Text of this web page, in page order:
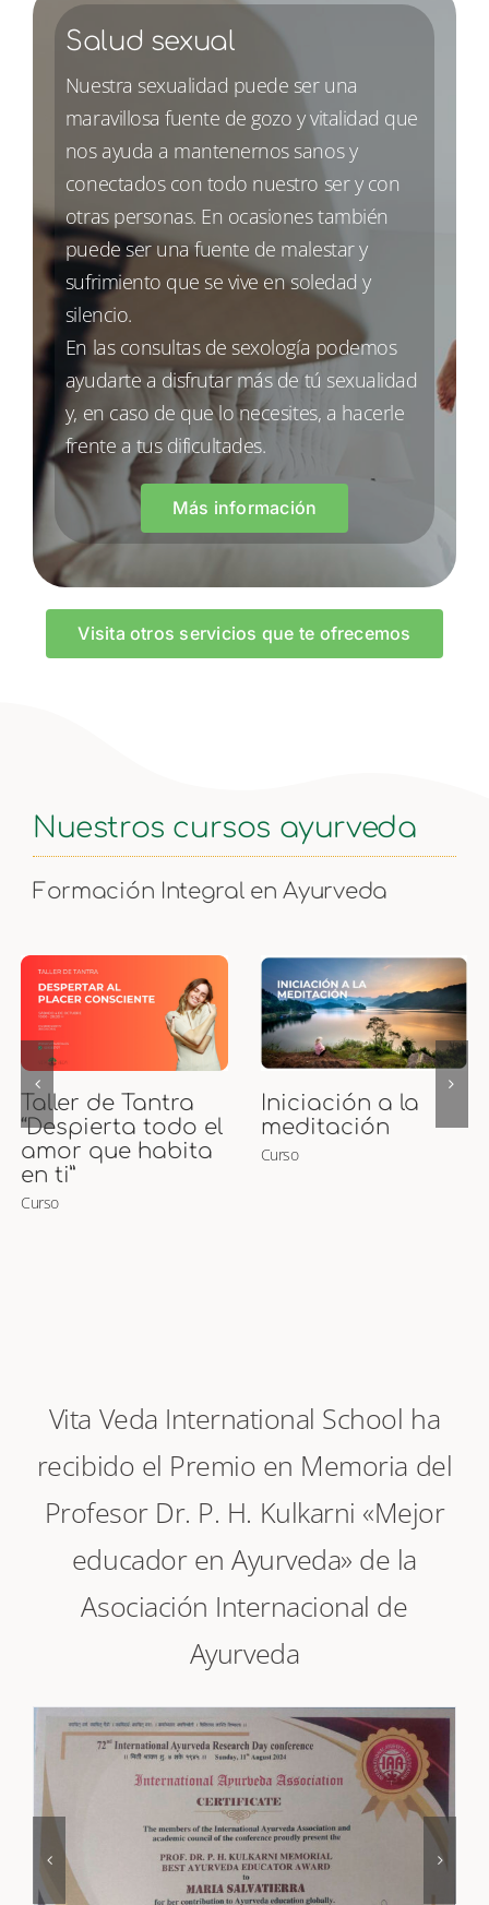
Salud sexual
Nuestra sexualidad puede ser una
maravillosa fuente de gozo y vitalidad que
nos ayuda a mantenernos sanos y
conectados con todo nuestro ser y con
otras personas. En ocasiones también
puede ser una fuente de malestar y
sufrimiento que se vive en soledad y
silencio.
En las consultas de sexología podemos
ayudarte a disfrutar más de tú sexualidad
y, en caso de que lo necesites, a hacerle
frente a tus dificultades.
Más información
Visita otros servicios que te ofrecemos
Nuestros cursos ayurveda
Formación Integral en Ayurveda
Curso de Puntos
Marma
Curso
Curso Presencial
de Maternidad
Ayurveda y
Vita Veda International School ha
recibido el Premio en Memoria del
Profesor Dr. P. H. Kulkarni «Mejor
educador en Ayurveda» de la
Asociación Internacional de
Ayurveda